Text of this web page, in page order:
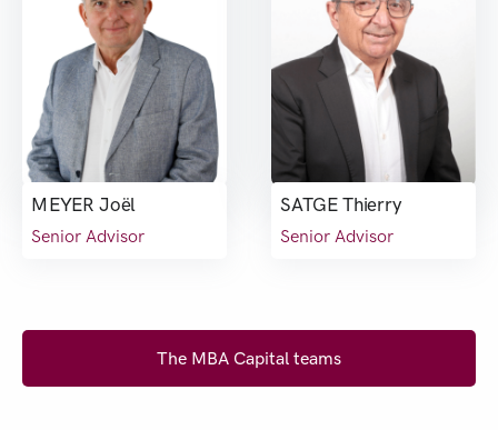
MEYER Joël
Senior Advisor
SATGE Thierry
Senior Advisor
The MBA Capital teams